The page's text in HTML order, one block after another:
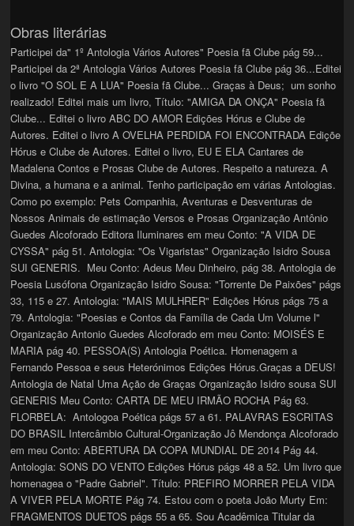
Obras literárias
Participei da" 1º Antologia Vários Autores" Poesia fã Clube pág 59...
Participei da 2ª Antologia Vários Autores Poesia fã Clube pág 36...Editei
o livro "O SOL E A LUA" Poesia fã Clube... Graças à Deus; um sonho
realizado! Editei mais um livro, Título: "AMIGA DA ONÇA" Poesia fã
Clube... Editei o livro ABC DO AMOR Edições Hórus e Clube de
Autores. Editei o livro A OVELHA PERDIDA FOI ENCONTRADA Ediçõe
Hórus e Clube de Autores. Editei o livro, EU E ELA Cantares de
Madalena Contos e Prosas Clube de Autores. Respeito a natureza. A
Divina, a humana e a animal. Tenho participação em várias Antologias.
Como po exemplo: Pets Companhia, Aventuras e Desventuras de
Nossos Animais de estimação Versos e Prosas Organização Antônio
Guedes Alcoforado Editora Iluminares em meu Conto: "A VIDA DE
CYSSA" pág 51. Antologia: "Os Vigaristas" Organização Isidro Sousa
SUI GENERIS. Meu Conto: Adeus Meu Dinheiro, pág 38. Antologia de
Poesia Lusófona Organização Isidro Sousa: "Torrente De Paixões" págs
33, 115 e 27. Antologia: "MAIS MULHRER" Edições Hórus págs 75 a
79. Antologia: "Poesias e Contos da Família de Cada Um Volume l"
Organização Antonio Guedes Alcoforado em meu Conto: MOISÉS E
MARIA pág 40. PESSOA(S) Antologia Poética. Homenagem a
Fernando Pessoa e seus Heterónimos Edições Hórus.Graças a DEUS!
Antologia de Natal Uma Ação de Graças Organização Isidro sousa SUI
GENERIS Meu Conto: CARTA DE MEU IRMÃO ROCHA Pág 63.
FLORBELA: Antologoa Poética págs 57 a 61. PALAVRAS ESCRITAS
DO BRASIL Intercâmbio Cultural-Organização Jô Mendonça Alcoforado
em meu Conto: ABERTURA DA COPA MUNDIAL DE 2014 Pág 44.
Antologia: SONS DO VENTO Edições Hórus págs 48 a 52. Um livro que
homenagea o "Padre Gabriel". Título: PREFIRO MORRER PELA VIDA
A VIVER PELA MORTE Pág 74. Estou com o poeta João Murty Em:
FRAGMENTOS DUETOS págs 55 a 65. Sou Acadêmica Titular da